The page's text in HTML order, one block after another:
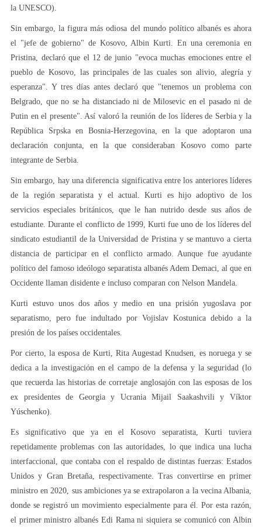
la UNESCO).
Sin embargo, la figura más odiosa del mundo político albanés es ahora
el "jefe de gobierno" de Kosovo, Albin Kurti. En una ceremonia en
Pristina, declaró que el 12 de junio "evoca muchas emociones entre el
pueblo de Kosovo, las principales de las cuales son alivio, alegría y
esperanza". Y tres días antes declaró que "tenemos un problema con
Belgrado, que no se ha distanciado ni de Milosevic en el pasado ni de
Putin en el presente". Así valoró la reunión de los líderes de Serbia y la
República Srpska en Bosnia-Herzegovina, en la que adoptaron una
declaración conjunta, en la que consideraban Kosovo como parte
integrante de Serbia.
Sin embargo, hay una diferencia significativa entre los anteriores líderes
de la región separatista y el actual. Kurti es hijo adoptivo de los
servicios especiales británicos, que le han nutrido desde sus años de
estudiante. Durante el conflicto de 1999, Kurti fue uno de los líderes del
sindicato estudiantil de la Universidad de Pristina y se mantuvo a cierta
distancia de participar en el conflicto armado. Aunque fue ayudante
político del famoso ideólogo separatista albanés Adem Demaci, al que en
Occidente llaman disidente e incluso comparan con Nelson Mandela.
Kurti estuvo unos dos años y medio en una prisión yugoslava por
separatismo, pero fue indultado por Vojislav Kostunica debido a la
presión de los países occidentales.
Por cierto, la esposa de Kurti, Rita Augestad Knudsen, es noruega y se
dedica a la investigación en el campo de la defensa y la seguridad (lo
que recuerda las historias de corretaje anglosajón con las esposas de los
ex presidentes de Georgia y Ucrania Mijail Saakashvili y Víktor
Yúschenko).
Es significativo que ya en el Kosovo separatista, Kurti tuviera
repetidamente problemas con las autoridades, lo que indica una lucha
interfaccional, que contaba con el respaldo de distintas fuerzas: Estados
Unidos y Gran Bretaña, respectivamente. Tras convertirse en primer
ministro en 2020, sus ambiciones ya se extrapolaron a la vecina Albania,
donde se registró un movimiento especialmente para él. Por esta razón,
el primer ministro albanés Edi Rama ni siquiera se comunicó con Albin